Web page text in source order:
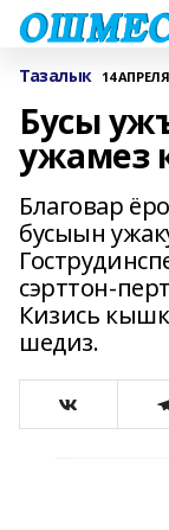
Тазалык 14 АПРЕЛЯ
Бусы
ужамез
Благовар
бусыын
сэрттон-
Кизись
шедиз.